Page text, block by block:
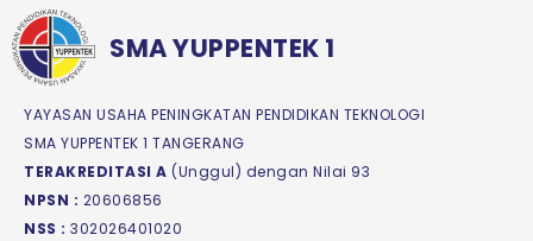
SMA YUPPENTEK 1
YAYASAN USAHA PENINGKATAN PENDIDIKAN TEKNOLOGI
SMA YUPPENTEK 1 TANGERANG
TERAKREDITASI A (Unggul) dengan Nilai 93
NPSN : 20606856
NSS : 302026401020